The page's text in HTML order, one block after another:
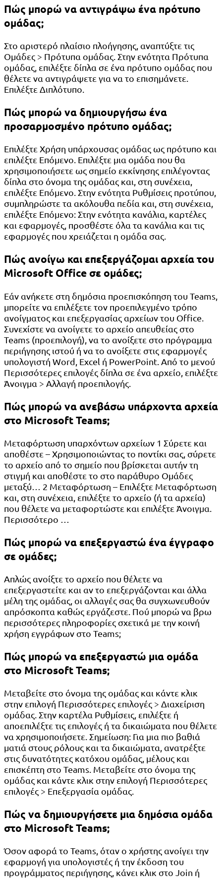
Πώς μπορώ να αντιγράψω ένα πρότυπο
ομάδας;
Στο αριστερό πλαίσιο πλοήγησης, αναπτύξτε τις
Ομάδες > Πρότυπα ομάδας. Στην ενότητα Πρότυπα
ομάδας, επιλέξτε δίπλα σε ένα πρότυπο ομάδας που
θέλετε να αντιγράψετε για να το επισημάνετε.
Επιλέξτε Διπλότυπο.
Πώς μπορώ να δημιουργήσω ένα
προσαρμοσμένο πρότυπο ομάδας;
Επιλέξτε Χρήση υπάρχουσας ομάδας ως πρότυπο και
επιλέξτε Επόμενο. Επιλέξτε μια ομάδα που θα
χρησιμοποιήσετε ως σημείο εκκίνησης επιλέγοντας
δίπλα στο όνομα της ομάδας και, στη συνέχεια,
επιλέξτε Επόμενο. Στην ενότητα Ρυθμίσεις προτύπου,
συμπληρώστε τα ακόλουθα πεδία και, στη συνέχεια,
επιλέξτε Επόμενο: Στην ενότητα κανάλια, καρτέλες
και εφαρμογές, προσθέστε όλα τα κανάλια και τις
εφαρμογές που χρειάζεται η ομάδα σας.
Πώς ανοίγω και επεξεργάζομαι αρχεία του
Microsoft Office σε ομάδες;
Εάν ανήκετε στη δημόσια προεπισκόπηση του Teams,
μπορείτε να επιλέξετε τον προεπιλεγμένο τρόπο
ανοίγματος και επεξεργασίας αρχείων του Office.
Συνεχίστε να ανοίγετε το αρχείο απευθείας στο
Teams (προεπιλογή), να το ανοίξετε στο πρόγραμμα
περιήγησης ιστού ή να το ανοίξετε στις εφαρμογές
υπολογιστή Word, Excel ή PowerPoint. Από το μενού
Περισσότερες επιλογές δίπλα σε ένα αρχείο, επιλέξτε
Άνοιγμα > Αλλαγή προεπιλογής.
Πώς μπορώ να ανεβάσω υπάρχοντα αρχεία
στο Microsoft Teams;
Μεταφόρτωση υπαρχόντων αρχείων 1 Σύρετε και
αποθέστε – Χρησιμοποιώντας το ποντίκι σας, σύρετε
το αρχείο από το σημείο που βρίσκεται αυτήν τη
στιγμή και αποθέστε το στο παράθυρο Ομάδες
μεταξύ… 2 Μεταφόρτωση – Επιλέξτε Μεταφόρτωση
και, στη συνέχεια, επιλέξτε το αρχείο (ή τα αρχεία)
που θέλετε να μεταφορτώστε και επιλέξτε Άνοιγμα.
Περισσότερο …
Πώς μπορώ να επεξεργαστώ ένα έγγραφο
σε ομάδες;
Απλώς ανοίξτε το αρχείο που θέλετε να
επεξεργαστείτε και αν το επεξεργάζονται και άλλα
μέλη της ομάδας, οι αλλαγές σας θα συγχωνευθούν
απρόσκοπτα καθώς εργάζεστε. Πού μπορώ να βρω
περισσότερες πληροφορίες σχετικά με την κοινή
χρήση εγγράφων στο Teams;
Πώς μπορώ να επεξεργαστώ μια ομάδα
στο Microsoft Teams;
Μεταβείτε στο όνομα της ομάδας και κάντε κλικ
στην επιλογή Περισσότερες επιλογές > Διαχείριση
ομάδας. Στην καρτέλα Ρυθμίσεις, επιλέξτε ή
αποεπιλέξτε τις επιλογές ή τα δικαιώματα που θέλετε
να χρησιμοποιήσετε. Σημείωση: Για μια πιο βαθιά
ματιά στους ρόλους και τα δικαιώματα, ανατρέξτε
στις δυνατότητες κατόχου ομάδας, μέλους και
επισκέπτη στο Teams. Μεταβείτε στο όνομα της
ομάδας και κάντε κλικ στην επιλογή Περισσότερες
επιλογές > Επεξεργασία ομάδας.
Πώς να δημιουργήσετε μια δημόσια ομάδα
στο Microsoft Teams;
Όσον αφορά το Teams, όταν ο χρήστης ανοίγει την
εφαρμογή για υπολογιστές ή την έκδοση του
προγράμματος περιήγησης, κάνει κλικ στο Join ή